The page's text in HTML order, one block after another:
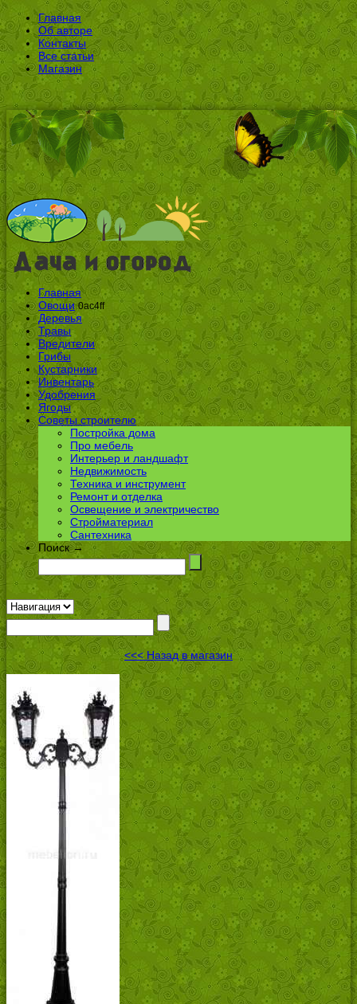
Главная
Об авторе
Контакты
Все статьи
Магазин
Главная
Овощи 0ac4ff
Деревья
Травы
Вредители
Грибы
Кустарники
Инвентарь
Удобрения
Ягоды
Советы строителю
Постройка дома
Про мебель
Интерьер и ландшафт
Недвижимость
Техника и инструмент
Ремонт и отделка
Освещение и электричество
Стройматериал
Сантехника
Поиск →
<<< Назад в магазин